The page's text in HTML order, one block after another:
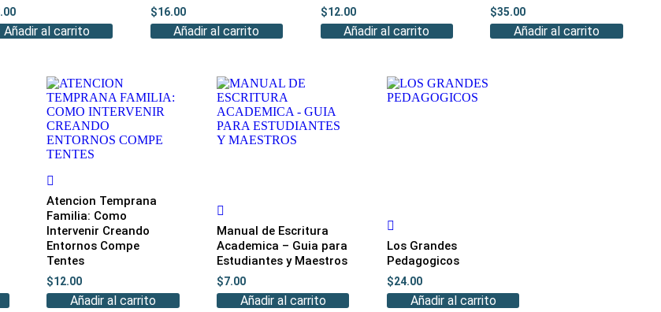
Añadir al carrito
$16.00
Añadir al carrito
$12.00
Añadir al carrito
$35.00
Añadir al carrito
Atencion Temprana
Familia: Como
Intervenir Creando
Entornos Compe
Tentes
$12.00
Añadir al carrito
Manual de Escritura
Academica – Guia para
Estudiantes y Maestros
$7.00
Añadir al carrito
Los Grandes
Pedagogicos
$24.00
Añadir al carrito